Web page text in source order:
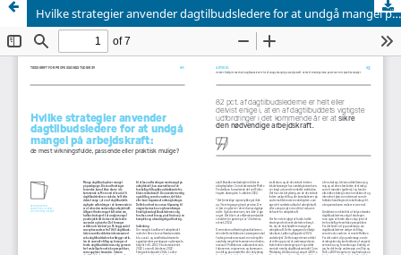
Hvilke strategier anvender dagtilbudsledere for at undgå mangel på arbejdskraft: de mest virkningsfulde, passende eller praktisk mulige?